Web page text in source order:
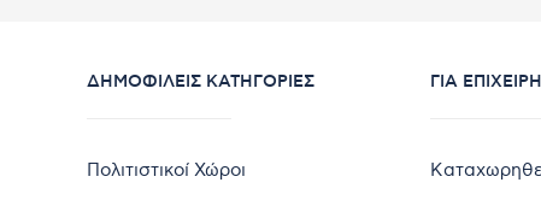
ΔΗΜΟΦΙΛΕΊΣ ΚΑΤΗΓΟΡΊΕΣ
Πολιτιστικοί Χώροι
ΓΙΑ